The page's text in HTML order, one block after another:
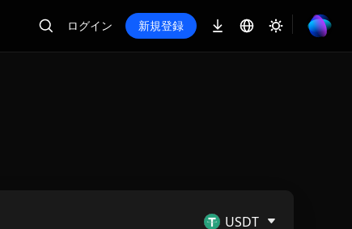
ログイン 新規登録
USDT